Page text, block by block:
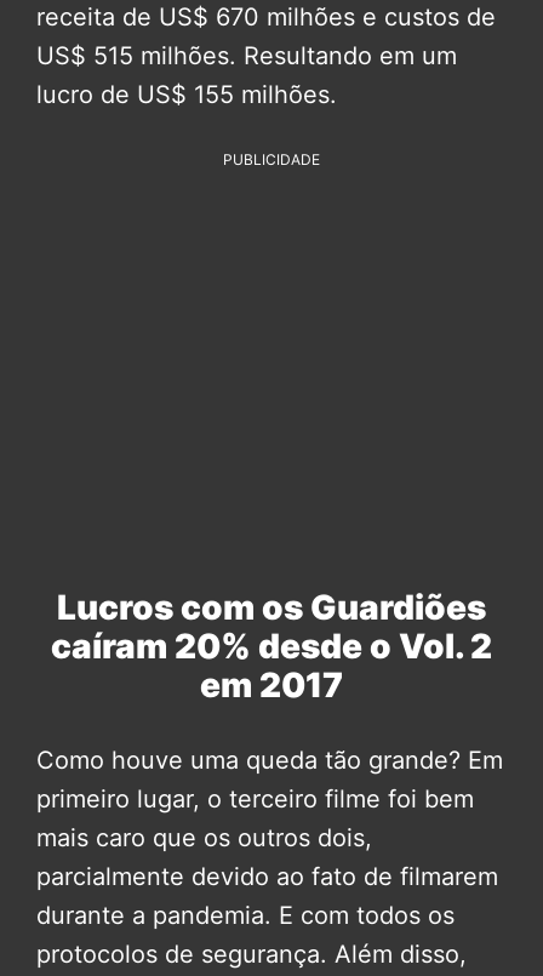
receita de US$ 670 milhões e custos de
US$ 515 milhões. Resultando em um
lucro de US$ 155 milhões.
PUBLICIDADE
Lucros com os Guardiões
caíram 20% desde o Vol. 2
em 2017
Como houve uma queda tão grande? Em
primeiro lugar, o terceiro filme foi bem
mais caro que os outros dois,
parcialmente devido ao fato de filmarem
durante a pandemia. E com todos os
protocolos de segurança. Além disso,